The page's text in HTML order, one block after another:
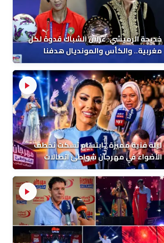
خديجة الرميشي: غزلان الشباك قدوة لكل
مغربية.. والكأس والمونديال هدفنا
ليلة فنية مميزة.. ابتسام تسكت تخطف
الأضواء في مهرجان شواطئ اتصالات
المغرب بالمضيق